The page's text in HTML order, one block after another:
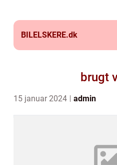
BILELSKERE.dk
brugt
15 januar 2024 admin